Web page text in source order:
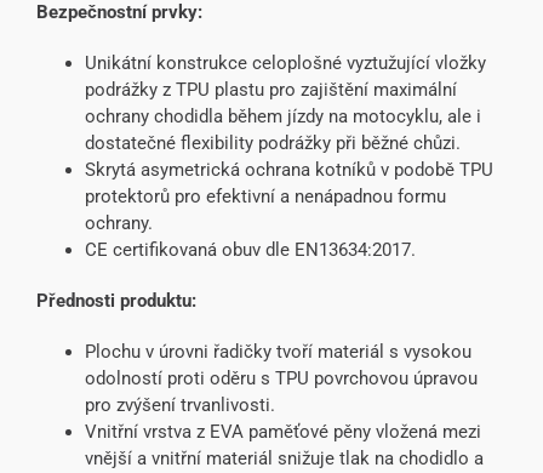
Bezpečnostní prvky:
Unikátní konstrukce celoplošné vyztužující vložky
podrážky z TPU plastu pro zajištění maximální
ochrany chodidla během jízdy na motocyklu, ale i
dostatečné flexibility podrážky při běžné chůzi.
Skrytá asymetrická ochrana kotníků v podobě TPU
protektorů pro efektivní a nenápadnou formu
ochrany.
CE certifikovaná obuv dle EN13634:2017.
Přednosti produktu:
Plochu v úrovni řadičky tvoří materiál s vysokou
odolností proti oděru s TPU povrchovou úpravou
pro zvýšení trvanlivosti.
Vnitřní vrstva z EVA paměťové pěny vložená mezi
vnější a vnitřní materiál snižuje tlak na chodidlo a